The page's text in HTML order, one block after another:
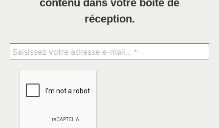
contenu dans votre boîte de
réception.